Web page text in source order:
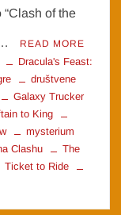
of the
READ MORE
Dracula's Feast:
društvene
Galaxy Trucker
to King
mysterium
Clashu
The
Ticket to Ride